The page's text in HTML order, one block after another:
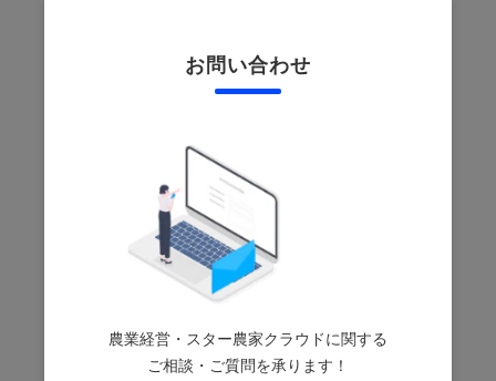
お問い合わせ
農業経営・スター農家クラウドに関する
ご相談・ご質問を承ります！